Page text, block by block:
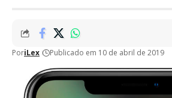
PoriLex Publicado em 10 de abril de 2019